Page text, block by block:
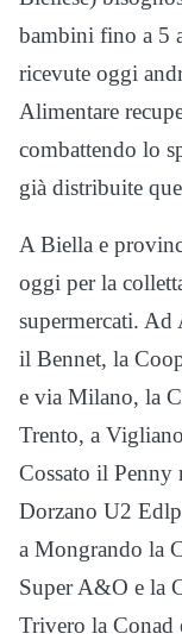
bambini fino a 5
ricevute oggi
Alimentare
combattendo lo
già distribuite
A Biella e
oggi per la
supermercati. Ad
il Bennet, la
e via Milano, la
Trento, a
Cossato il Penny
Dorzano U2
a Mongrando la
Super A&O e la
Trivero la Conad